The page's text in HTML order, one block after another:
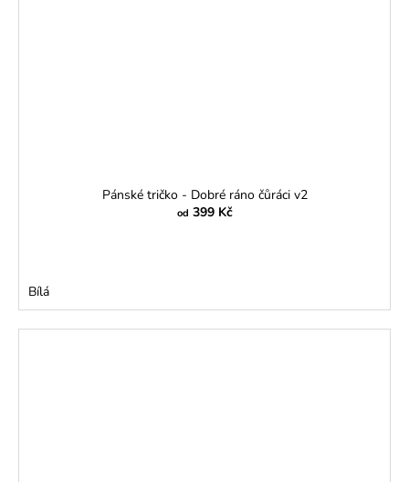
Pánské tričko - Dobré ráno čůráci v2
od 399 Kč
Bílá